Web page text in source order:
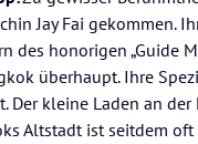
Vorher Preis klären
Schultern und
sehr günstigen Touren,
Jay Fai gekommen.
des honorigen „Guide
überhaupt. Ihre
Der kleine Laden an der
Altstadt ist seitdem